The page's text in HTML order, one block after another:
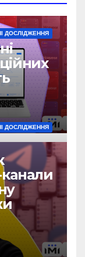
ДОСЛІДЖЕННЯ
ДОСЛІДЖЕННЯ